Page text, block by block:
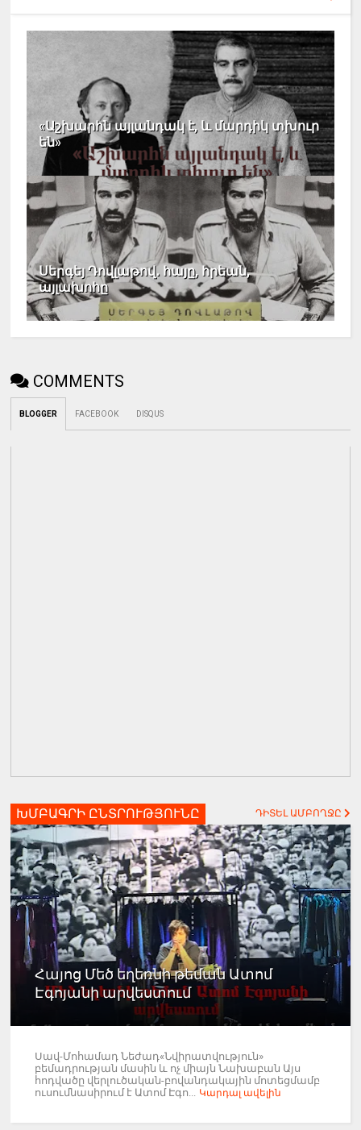
«Աշխարհն այլանդակ է, և մարդիկ տխուր
են»
Սերգեյ Դովլաթով․ հայը, հրեան,
այլախոհը
COMMENTS
BLOGGER FACEBOOK DISQUS
ԽՄԲԱԳՐԻ ԸՆՏՐՈՒԹՅՈՒՆԸ ԴԻՏԵԼ ԱՄԲՈՂՋԸ
Հայոց Մեծ եղեռնի թեման Ատոմ
Էգոյանի արվեստում
Սավ-Մոհամադ Նեժադ«Նվիրատվություն»
բեմադրության մասին և ոչ միայն Նախաբան Այս
հոդվածը վերլուծական-բովանդակային մոտեցմամբ
ուսումնասիրում է Ատոմ Էգո...
Կարդալ ավելին